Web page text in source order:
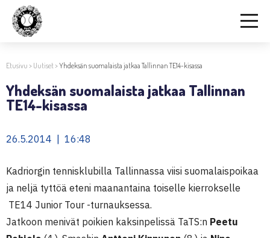
Etusivu > Uutiset>Yhdeksän suomalaista jatkaa Tallinnan TE14-kisassa
Yhdeksän suomalaista jatkaa Tallinnan
TE14-kisassa
26.5.2014 | 16:48
Kadriorgin tennisklubilla Tallinnassa viisi suomalaispoikaa
ja neljä tyttöä eteni maanantaina toiselle kierrokselle
TE14 Junior Tour -turnauksessa.
Jatkoon menivät poikien kaksinpelissä TaTS:n Peetu